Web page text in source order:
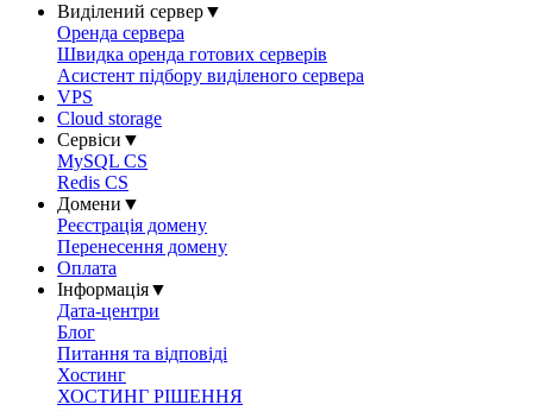
Виділений сервер▼
Оренда сервера
Швидка оренда готових серверів
Асистент підбору виділеного сервера
VPS
Cloud storage
Сервіси ▼
MySQL CS
Redis CS
Домени ▼
Реєстрація домену
Перенесення домену
Оплата
Інформація▼
Дата-центри
Блог
Питання та відповіді
Хостинг
ХОСТИНГ РІШЕННЯ